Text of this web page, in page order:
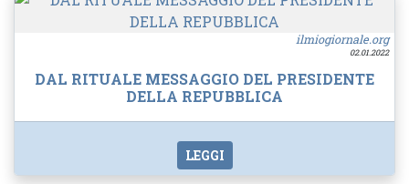
ilmiogiornale.org
02.01.2022
DAL RITUALE MESSAGGIO DEL PRESIDENTE
DELLA REPUBBLICA
LEGGI